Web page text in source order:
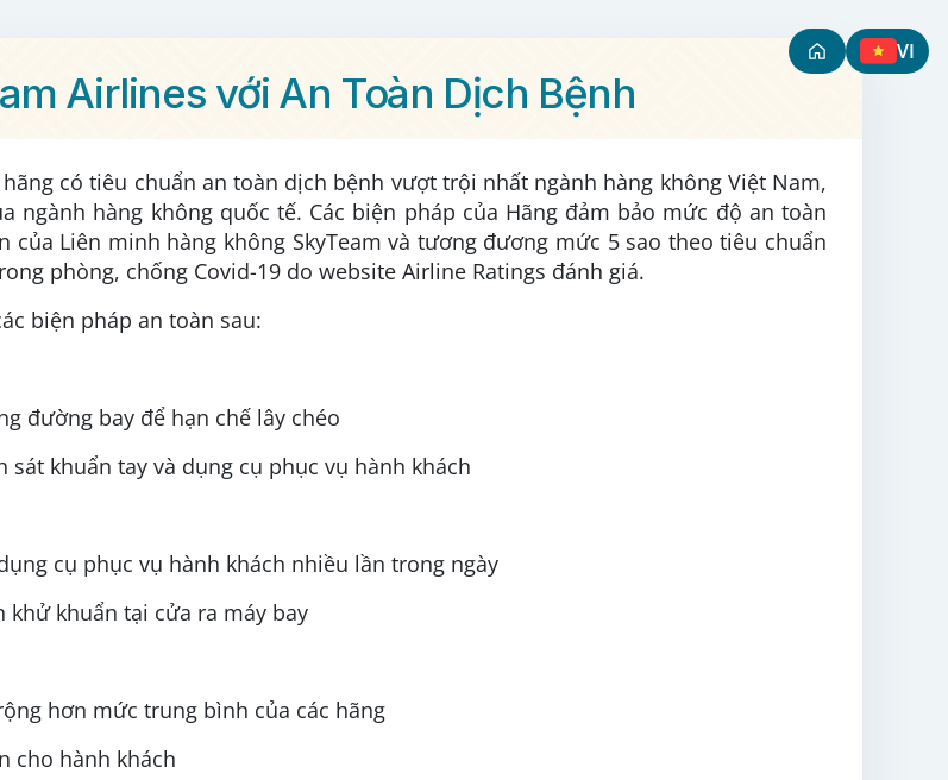
VI
Airlines với An Toàn Dịch Bệnh
có tiêu chuẩn an toàn dịch bệnh vượt trội nhất ngành hàng không Việt Nam,
ngành hàng không quốc tế. Các biện pháp của Hãng đảm bảo mức độ an toàn
của Liên minh hàng không SkyTeam và tương đương mức 5 sao theo tiêu chuẩn
phòng, chống Covid-19 do website Airline Ratings đánh giá.
biện pháp an toàn sau:
đường bay để hạn chế lây chéo
sát khuẩn tay và dụng cụ phục vụ hành khách
cụ phục vụ hành khách nhiều lần trong ngày
khuẩn tại cửa ra máy bay
hơn mức trung bình của các hãng
cho hành khách